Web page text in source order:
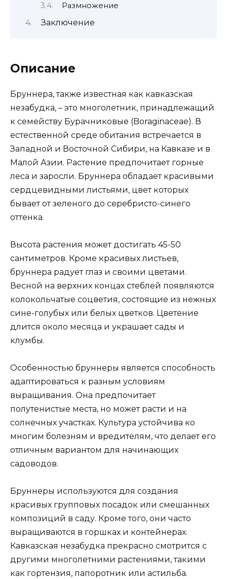
Размножение
Заключение
Описание
Бруннера, также известная как кавказская
незабудка, – это многолетник, принадлежащий
к семейству Бурачниковые (Boraginaceae). В
естественной среде обитания встречается в
Западной и Восточной Сибири, на Кавказе и в
Малой Азии. Растение предпочитает горные
леса и заросли. Бруннера обладает красивыми
сердцевидными листьями, цвет которых
бывает от зеленого до серебристо-синего
оттенка.
Высота растения может достигать 45-50
сантиметров. Кроме красивых листьев,
бруннера радует глаз и своими цветами.
Весной на верхних концах стеблей появляются
колокольчатые соцветия, состоящие из нежных
сине-голубых или белых цветков. Цветение
длится около месяца и украшает сады и
клумбы.
Особенностью бруннеры является способность
адаптироваться к разным условиям
выращивания. Она предпочитает
полутенистые места, но может расти и на
солнечных участках. Культура устойчива ко
многим болезням и вредителям, что делает его
отличным вариантом для начинающих
садоводов.
Бруннеры используются для создания
красивых групповых посадок или смешанных
композиций в саду. Кроме того, они часто
выращиваются в горшках и контейнерах.
Кавказская незабудка прекрасно смотрится с
другими многолетними растениями, такими
как гортензия, папоротник или астильба.